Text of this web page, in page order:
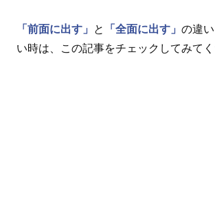
「前面に出す」 と 「全面に出す」 の違
い時は、この記事をチェックしてみてく